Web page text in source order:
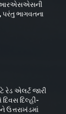
“આરએસએસની
પરંતુ ભાગવતના
રેડ એલર્ટ જારી
દિલ્હી-